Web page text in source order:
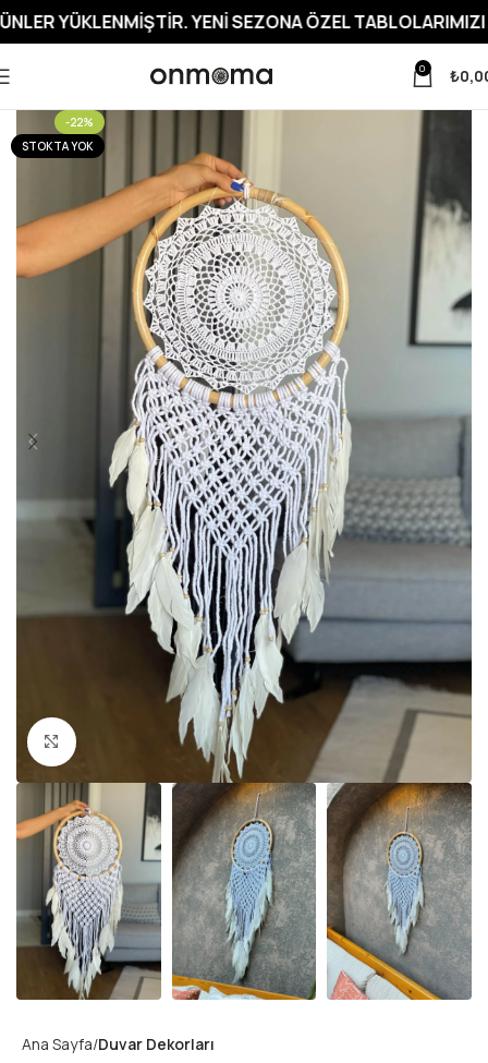
YENI SEZONA ÖZEL TABLOLARIMIZI
0 ₺
-22%
STOKTA YOK
Click to enlarge
Ana Sayfa Duvar Dekorları